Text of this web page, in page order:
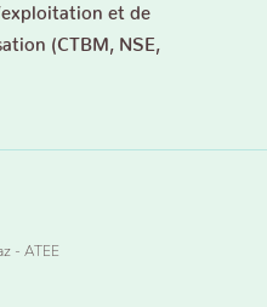
et de
(CTBM, NSE,
- ATEE